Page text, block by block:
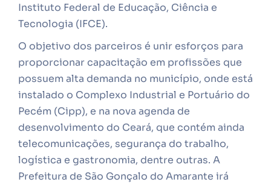
Instituto Federal de Educação, Ciência e
Tecnologia (IFCE).
O objetivo dos parceiros é unir esforços para
proporcionar capacitação em profissões que
possuem alta demanda no município, onde está
instalado o Complexo Industrial e Portuário do
Pecém (Cipp), e na nova agenda de
desenvolvimento do Ceará, que contém ainda
telecomunicações, segurança do trabalho,
logística e gastronomia, dentre outras. A
Prefeitura de São Gonçalo do Amarante irá